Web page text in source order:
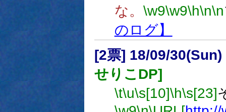
な。 \w9\w9\h\n\n
のログ】
[2票] 18/09/
せりこDP]
\t\u\s[10]\h\s[23]